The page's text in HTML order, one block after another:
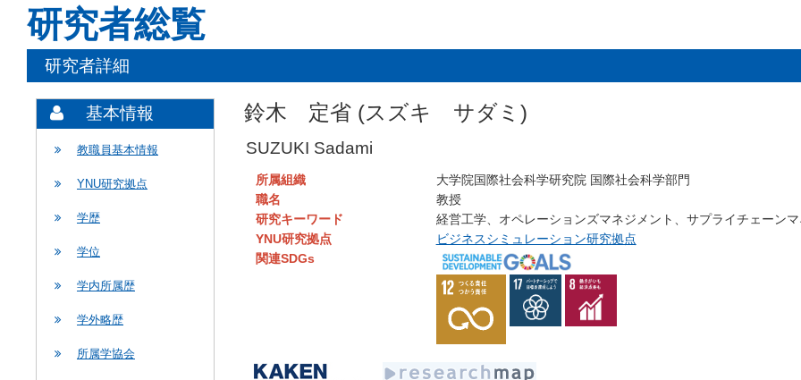
研究者総覧
研究者詳細
基本情報
教職員基本情報
YNU研究拠点
学歴
学位
学内所属歴
学外略歴
所属学協会
鈴木 定省 (スズキ サダミ)
SUZUKI Sadami
所属組織
大学院国際社会科学研究院 国際社会科学部門
職名
教授
研究キーワード
経営工学、オペレーションズマネジメント、サプライチェーン
YNU研究拠点
ビジネスシミュレーション研究拠点
関連SDGs